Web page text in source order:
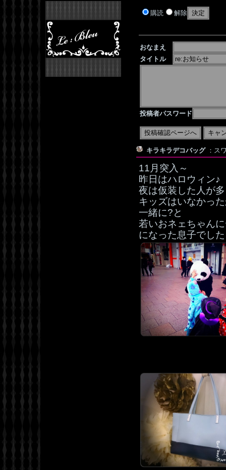
購読 解除
おなまえ
タイトル
投稿者パスワード
キラキラデコバッグ ：ス
11月突入～
昨日はハロウィン♪
夜は仮装した人が
キッズはいなかっ
一緒に?と
若いおネェちゃん
になった息子でし